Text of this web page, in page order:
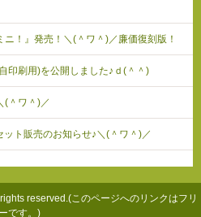
！』発売！＼(＾ワ＾)／廉価復刻版！
印刷用)を公開しました♪ｄ(＾＾)
(＾ワ＾)／
ット販売のお知らせ♪＼(＾ワ＾)／
reserved.(このページへのリンクはフリ
ーです。)